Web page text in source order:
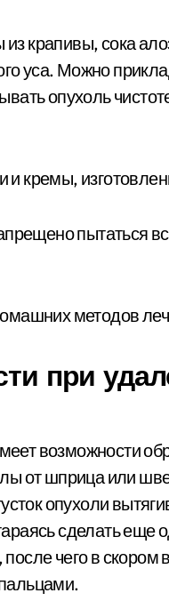
крапивы, сока
уса. Можно
опухоль
кремы,
пытаться
при
возможности
от шприца или
опухоли
сделать еще
чего в скором